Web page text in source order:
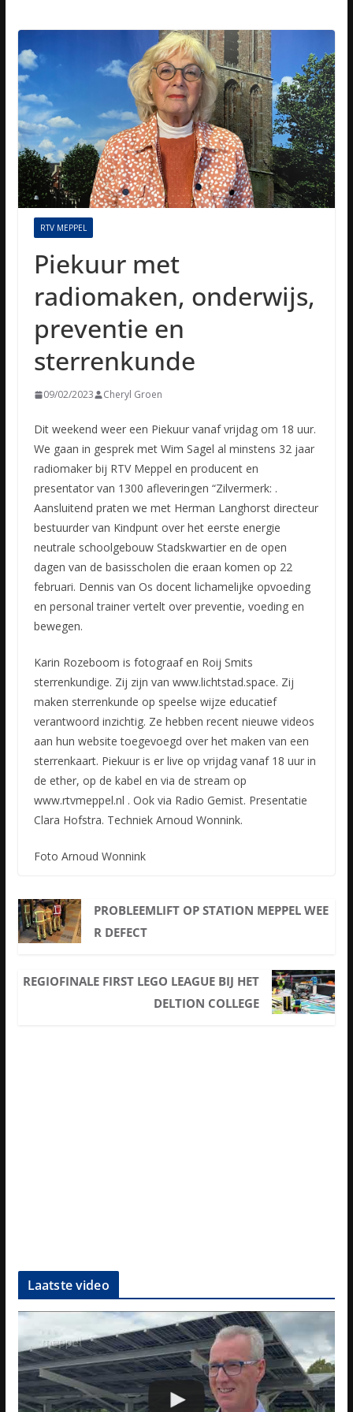
RTV MEPPEL
Piekuur met
radiomaken, onderwijs,
preventie en
sterrenkunde
09/02/2023 Cheryl Groen
Dit weekend weer een Piekuur vanaf vrijdag om 18 uur.
We gaan in gesprek met Wim Sagel al minstens 32 jaar
radiomaker bij RTV Meppel en producent en
presentator van 1300 afleveringen “Zilvermerk: .
Aansluitend praten we met Herman Langhorst directeur
bestuurder van Kindpunt over het eerste energie
neutrale schoolgebouw Stadskwartier en de open
dagen van de basisscholen die eraan komen op 22
februari. Dennis van Os docent lichamelijke opvoeding
en personal trainer vertelt over preventie, voeding en
bewegen.
Karin Rozeboom is fotograaf en Roij Smits
sterrenkundige. Zij zijn van www.lichtstad.space. Zij
maken sterrenkunde op speelse wijze educatief
verantwoord inzichtig. Ze hebben recent nieuwe videos
aan hun website toegevoegd over het maken van een
sterrenkaart. Piekuur is er live op vrijdag vanaf 18 uur in
de ether, op de kabel en via de stream op
www.rtvmeppel.nl . Ook via Radio Gemist. Presentatie
Clara Hofstra. Techniek Arnoud Wonnink.
Foto Arnoud Wonnink
PROBLEEMLIFT OP STATION MEPPEL WEE
R DEFECT
REGIOFINALE FIRST LEGO LEAGUE BIJ HET
DELTION COLLEGE
Laatste video